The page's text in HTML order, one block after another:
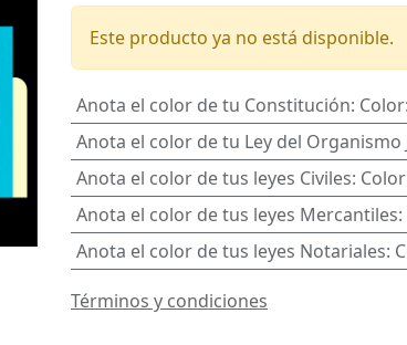
Este producto ya no está disponible.
Anota el color de tu Constitución: Color:
Anota el color de tu Ley del Organismo
Anota el color de tus leyes Civiles: Color:
Anota el color de tus leyes Mercantiles:
Anota el color de tus leyes Notariales:
Términos y condiciones